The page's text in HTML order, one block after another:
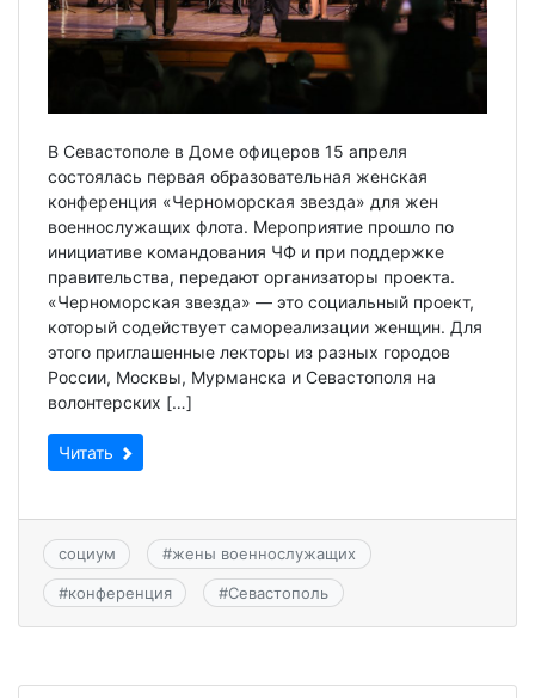
В Севастополе в Доме офицеров 15 апреля
состоялась первая образовательная женская
конференция «Черноморская звезда» для жен
военнослужащих флота. Мероприятие прошло по
инициативе командования ЧФ и при поддержке
правительства, передают организаторы проекта.
«Черноморская звезда» — это социальный проект,
который содействует самореализации женщин. Для
этого приглашенные лекторы из разных городов
России, Москвы, Мурманска и Севастополя на
волонтерских […]
Читать
социум #жены военнослужащих
#конференция #Севастополь